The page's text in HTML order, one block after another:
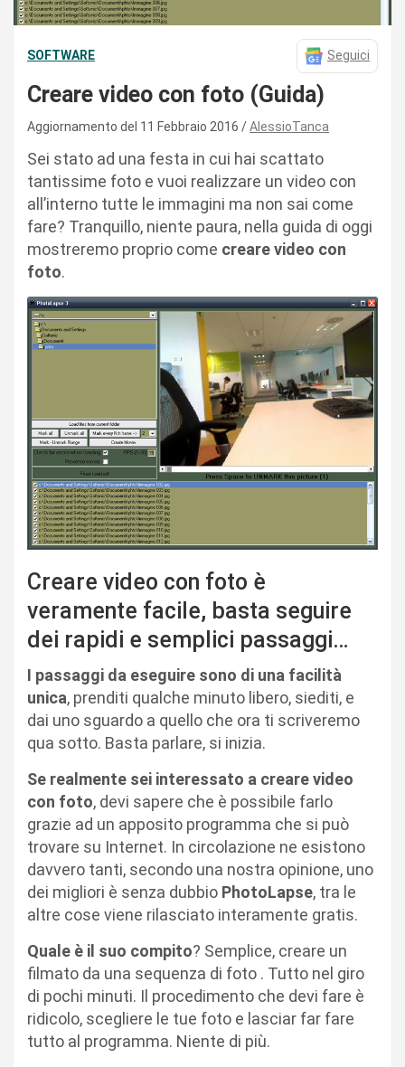
SOFTWARE Seguici
Creare video con foto (Guida)
Aggiornamento del 11 Febbraio 2016 AlessioTanca
Sei stato ad una festa in cui hai scattato
tantissime foto e vuoi realizzare un video con
all’interno tutte le immagini ma non sai come
fare? Tranquillo, niente paura, nella guida di oggi
mostreremo proprio come creare video con
foto.
Creare video con foto è
veramente facile, basta seguire
dei rapidi e semplici passaggi…
I passaggi da eseguire sono di una facilità
unica, prenditi qualche minuto libero, siediti, e
dai uno sguardo a quello che ora ti scriveremo
qua sotto. Basta parlare, si inizia.
Se realmente sei interessato a creare video
con foto, devi sapere che è possibile farlo
grazie ad un apposito programma che si può
trovare su Internet. In circolazione ne esistono
davvero tanti, secondo una nostra opinione, uno
dei migliori è senza dubbio PhotoLapse, tra le
altre cose viene rilasciato interamente gratis.
Quale è il suo compito? Semplice, creare un
filmato da una sequenza di foto . Tutto nel giro
di pochi minuti. Il procedimento che devi fare è
ridicolo, scegliere le tue foto e lasciar far fare
tutto al programma. Niente di più.